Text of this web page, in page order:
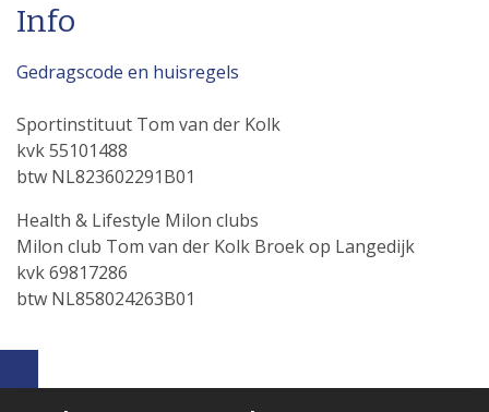
Info
Gedragscode en huisregels
Sportinstituut Tom van der Kolk
kvk 55101488
btw NL823602291B01
Health & Lifestyle Milon clubs
Milon club Tom van der Kolk Broek op Langedijk
kvk 69817286
btw NL858024263B01